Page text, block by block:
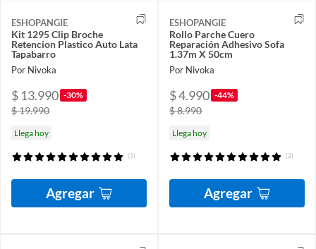
ESHOPANGIE
Kit 1295 Clip Broche
Retencion Plastico Auto Lata
Tapabarro
Por Nivoka
$ 13.990 -30%
$ 19.990
Llega hoy
(1)
Agregar
ESHOPANGIE
Rollo Parche Cuero
Reparación Adhesivo Sofa
1.37m X 50cm
Por Nivoka
$ 4.990 -44%
$ 8.990
Llega hoy
(2)
Agregar